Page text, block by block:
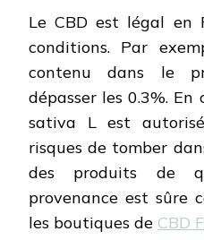
Le CBD est légal en
conditions. Par
contenu dans le
dépasser les 0.3%.
sativa L est
risques de tomber
des produits de
provenance est sûre
les boutiques de CBD